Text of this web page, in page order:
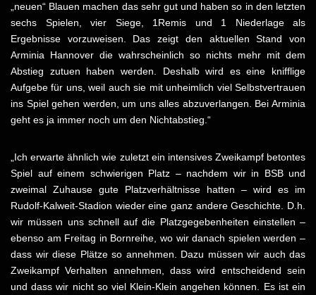
„neuen“ Blauen machen das sehr gut und haben so in den letzten
sechs Spielen, vier Siege, 1Remis und 1 Niederlage als
Ergebnisse vorzuweisen. Das zeigt den aktuellen Stand von
Arminia Hannover die wahrscheinlich so nichts mehr mit dem
Abstieg zutuen haben werden. Deshalb wird es eine knifflige
Aufgebe für uns, weil auch sie mit unheimlich viel Selbstvertrauen
ins Spiel gehen werden, um uns alles abzuverlangen. Bei Arminia
geht es ja immer noch um den Nichtabstieg.“
„Ich erwarte ähnlich wie zuletzt ein intensives Zweikampf betontes
Spiel auf einem schwierigen Platz – nachdem wir in BSB und
zweimal Zuhause gute Platzverhältnisse hatten – wird es im
Rudolf-Kalweit-Stadion wieder eine ganz andere Geschichte. D.h.
wir müssen uns schnell auf die Platzgegebenheiten einstellen –
ebenso am Freitag in Bornreihe, wo wir danach spielen werden –
dass wir diese Plätze so annehmen. Dazu müssen wir auch das
Zweikampf Verhalten annehmen, dass wird entscheidend sein
und dass wir nicht so viel Klein-Klein angehen können. Es ist ein